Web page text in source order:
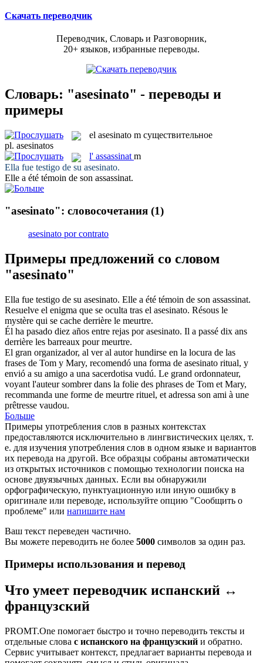
Скачать переводчик
Переводчик, Словарь и Разговорник,
20+ языков, избранные переводы.
Словарь: "asesinato" - переводы и
примеры
el asesinato m существительное
pl. asesinatos
l' assassinat m
Ella fue testigo de su asesinato.
Elle a été témoin de son assassinat.
"asesinato": словосочетания (1)
asesinato por contrato
Примеры предложений со словом
"asesinato"
Ella fue testigo de su asesinato. Elle a été témoin de son assassinat.
Resuelve el enigma que se oculta tras el asesinato. Résous le
mystère qui se cache derrière le meurtre.
Él ha pasado diez años entre rejas porasesinato. Il a passé dix ans
derrière les barreaux pour meurtre.
El gran organizador, al ver al autor hundirse en la locura de las
frases de Tom y Mary, recomendó una forma de asesinato ritual, y
envió a su amigo a una sacerdotisa vudú. Le grand ordonnateur,
voyant l'auteur sombrer dans la folie des phrases de Tom et Mary,
recommanda une forme de meurtre rituel, et adressa son ami à une
prêtresse vaudou.
Больше
Примеры употребления слов в разных контекстах
предоставляются исключительно в лингвистических целях, т.
е. для изучения употребления слов в одном языке и вариантов
их перевода на другой. Все образцы собраны автоматически
из открытых источников с помощью технологии поиска на
основе двуязычных данных. Если вы обнаружили
орфографическую, пунктуационную или иную ошибку в
оригинале или переводе, используйте опцию "Сообщить о
проблеме" или напишите нам
Ваш текст переведен частично.
Вы можете переводить не более 5000 символов за один раз.
Примеры использования и перевод
Что умеет переводчик испанский ↔
французский
PROMT.One помогает быстро и точно переводить тексты и
отдельные слова с испанского на французский и обратно.
Сервис учитывает контекст, предлагает варианты перевода и